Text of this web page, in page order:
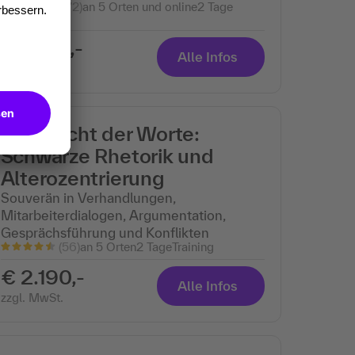
(172)an 5 Orten und online2 Tage
Training
€ 1.790,- Alle Infos
Die Macht der Worte:
Schwarze Rhetorik und
Alterozentrierung
Souverän in Verhandlungen,
Mitarbeiterdialogen, Argumentation,
Gesprächsführung und Konflikten
(56)an 5 Orten2 TageTraining
€ 2.190,-
zzgl. MwSt.
Alle Infos